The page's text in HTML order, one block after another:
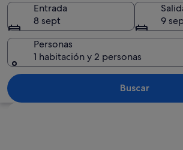
Vista aérea
Entrada
8 sept
9
Personas
1 habitación y 2 personas
Buscar